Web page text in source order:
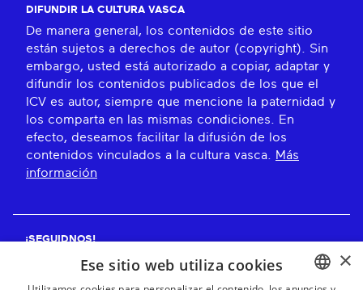
DIFUNDIR LA CULTURA VASCA
De manera general, los contenidos de este sitio
están sujetos a derechos de autor (copyright). Sin
embargo, usted está autorizado a copiar, adaptar y
difundir los contenidos publicados de los que el
ICV es autor, siempre que mencione la paternidad y
los comparta en las mismas condiciones. En
efecto, deseamos facilitar la difusión de los
contenidos vinculados a la cultura vasca.
Más
información
¡SEGUIDNOS!
×
Ese sitio web utiliza cookies